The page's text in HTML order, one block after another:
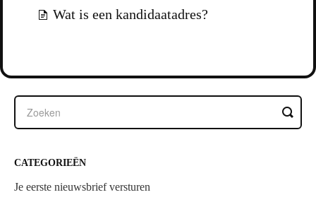
Wat is een kandidaatadres?
CATEGORIEËN
Je eerste nieuwsbrief versturen